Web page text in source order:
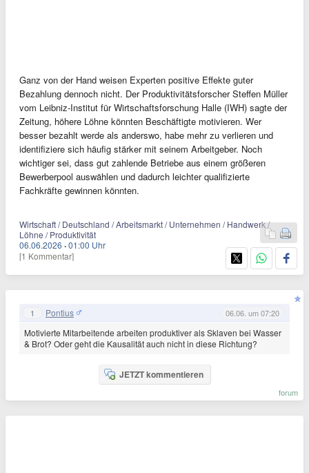
Ganz von der Hand weisen Experten positive Effekte guter
Bezahlung dennoch nicht. Der Produktivitätsforscher Steffen Müller
vom Leibniz-Institut für Wirtschaftsforschung Halle (IWH) sagte der
Zeitung, höhere Löhne könnten Beschäftigte motivieren. Wer
besser bezahlt werde als anderswo, habe mehr zu verlieren und
identifiziere sich häufig stärker mit seinem Arbeitgeber. Noch
wichtiger sei, dass gut zahlende Betriebe aus einem größeren
Bewerberpool auswählen und dadurch leichter qualifizierte
Fachkräfte gewinnen könnten.
Wirtschaft / Deutschland / Arbeitsmarkt / Unternehmen / Handwerk /
Löhne / Produktivität
06.06.2026 ·01:00 Uhr
[1 Kommentar]
1 Pontius 06.06. um 07:20
Motivierte Mitarbeitende arbeiten produktiver als Sklaven bei Wasser
& Brot? Oder geht die Kausalität auch nicht in diese Richtung?
JETZT kommentieren
forum